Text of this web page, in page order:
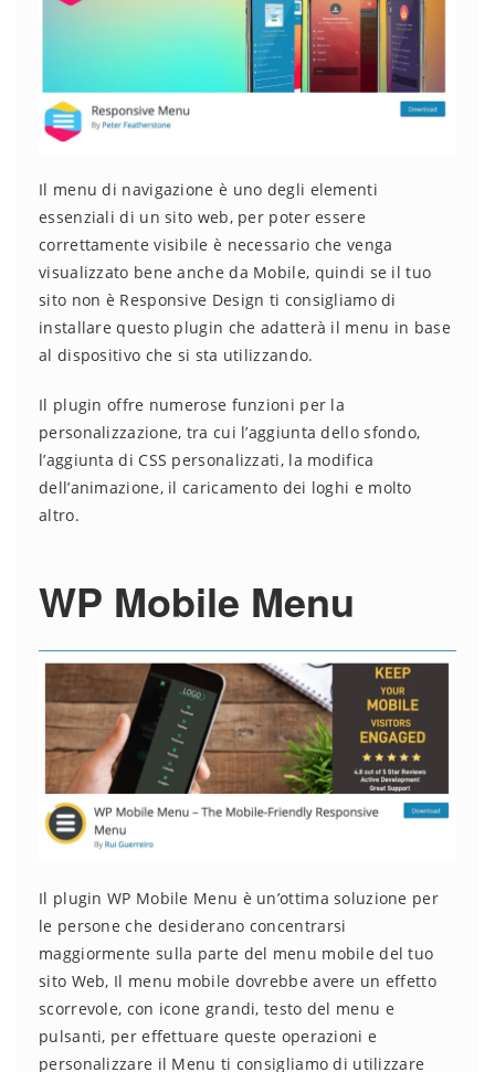
Il menu di navigazione è uno degli elementi
essenziali di un sito web, per poter essere
correttamente visibile è necessario che venga
visualizzato bene anche da Mobile, quindi se il tuo
sito non è Responsive Design ti consigliamo di
installare questo plugin che adatterà il menu in base
al dispositivo che si sta utilizzando.
Il plugin offre numerose funzioni per la
personalizzazione, tra cui l’aggiunta dello sfondo,
l’aggiunta di CSS personalizzati, la modifica
dell’animazione, il caricamento dei loghi e molto
altro.
WP Mobile Menu
Il plugin WP Mobile Menu è un’ottima soluzione per
le persone che desiderano concentrarsi
maggiormente sulla parte del menu mobile del tuo
sito Web, Il menu mobile dovrebbe avere un effetto
scorrevole, con icone grandi, testo del menu e
pulsanti, per effettuare queste operazioni e
personalizzare il Menu ti consigliamo di utilizzare